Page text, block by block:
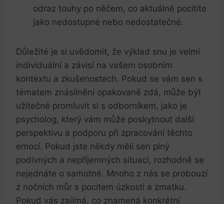
odraz touhy po něčem, co aktuálně pocítíte​
jako nedostupné nebo ​nedostatečné.
Důležité je‌ si uvědomit, že výklad snu je velmi
individuální a​ závisí na vašem osobním
kontextu a zkušenostech. Pokud se vám⁣ sen s
tématem znásilnění opakovaně zdá, může být
užitečné ​promluvit si s odborníkem, jako je
psycholog, který ‌vám může poskytnout další
perspektivu a podporu při zpracování těchto
emocí. Pokud jste někdy ‌měli sen plný
podivných a nepříjemných situací, rozhodně se
nejednáte o samotné. Mnoho z nás se probouzí
z nočních můr s​ pocitem úzkosti a ⁣zmatku.
Pokud vás zajímá, co znamená konkrétní